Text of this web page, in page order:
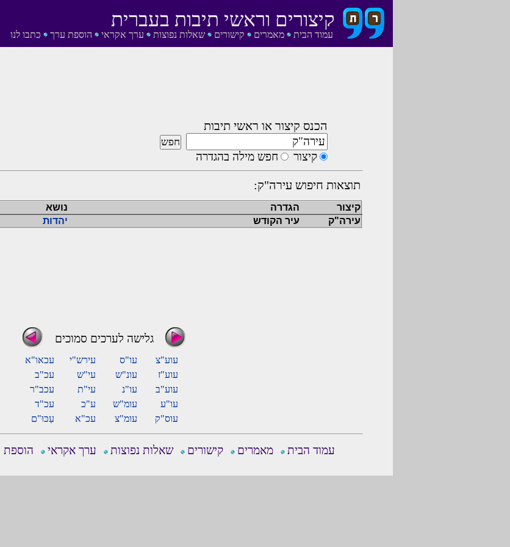
עמוד הבית מאמרים קישורים שאלות נפוצות ערך אקראי הוספת ערך כתבו לנו
קיצורים וראשי תיבות בעברית
הכנס קיצור או ראשי תיבות
קיצור חפש מילה בהגדרה
תוצאות חיפוש עירה"ק:
קיצור הגדרה נושא
עירה"ק
עיר הקודש יהדות
גלישה לערכים סמוכים
עוע"צ עו"ס עירש"י
עכאו"א
עוע"ז
עונ"ש עי"ש
עכ"ב
עוע"ב
עו"נ עי"ת
עכב"ר
עו"ע
עומ"ש ע"כ
עכ"ד
עוס"ק
עומ"צ עכ"א עַכּוּ"ם
עמוד הבית מאמרים קישורים שאלות נפוצות ערך אקראי הוספת